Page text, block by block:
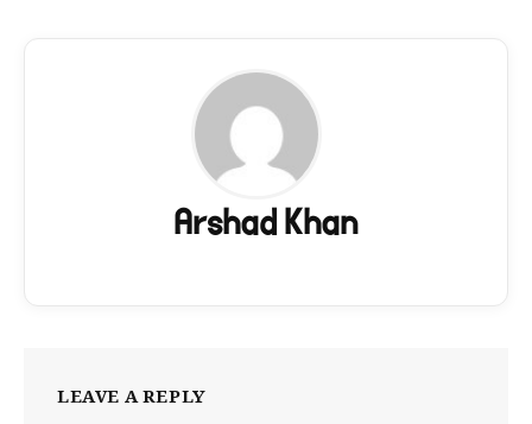
Arshad Khan
LEAVE A REPLY